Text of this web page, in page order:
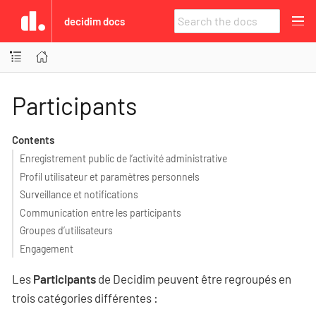
decidim docs
Participants
Contents
Enregistrement public de l’activité administrative
Profil utilisateur et paramètres personnels
Surveillance et notifications
Communication entre les participants
Groupes d’utilisateurs
Engagement
Les Participants de Decidim peuvent être regroupés en
trois catégories différentes :